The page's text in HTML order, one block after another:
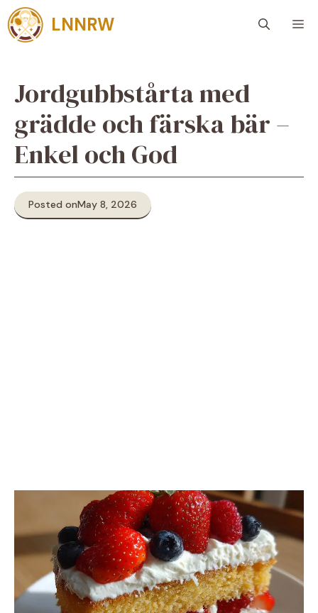
Skip
to
content
LNNRW
Jordgubbstårta med
grädde och färska bär –
Enkel och God
Posted onMay 8, 2026